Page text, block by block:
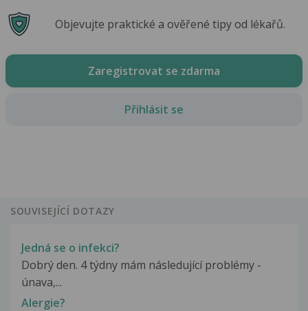
Objevujte praktické a ověřené tipy od lékařů.
Zaregistrovat se zdarma
Přihlásit se
SOUVISEJÍCÍ DOTAZY
Jedná se o infekci?
Dobrý den. 4 týdny mám následující problémy -
únava,...
Alergie?